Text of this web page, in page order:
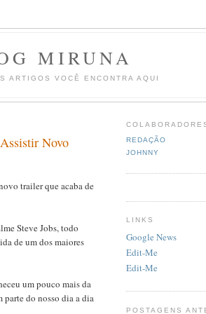
MIRUNA
ARTIGOS VOCÊ ENCONTRA AQUI
Novo
trailer que acaba de
Steve Jobs, todo
de um dos maiores
um pouco mais da
parte do nosso dia a dia
REDAÇÃO
JOHNNY
LINKS
Google News
Edit-Me
Edit-Me
POSTAGENS